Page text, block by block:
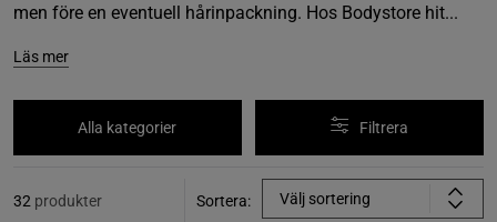
men före en eventuell hårinpackning. Hos Bodystore hit...
Läs mer
Alla kategorier Filtrera
32 produkter Sortera: Välj sortering